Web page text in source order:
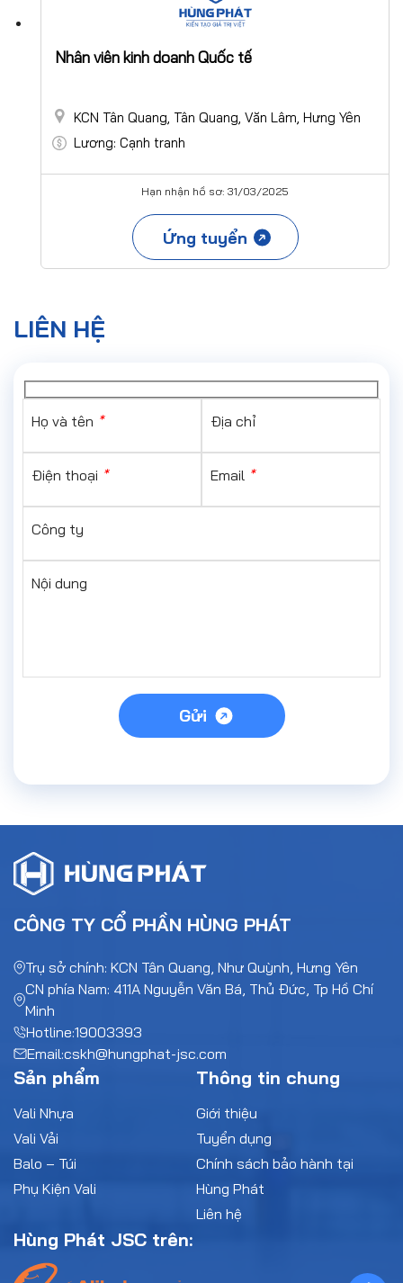
Nhân viên kinh doanh Quốc tế
KCN Tân Quang, Tân Quang, Văn Lâm, Hưng Yên
Lương: Cạnh tranh
Hạn nhận hồ sơ: 31/03/2025
Ứng tuyển
LIÊN HỆ
Họ và tên * Địa chỉ
Điện thoại * Email *
Công ty
Nội dung
Gửi
CÔNG TY CỔ PHẦN HÙNG PHÁT
Trụ sở chính: KCN Tân Quang, Như Quỳnh, Hưng Yên
CN phía Nam: 411A Nguyễn Văn Bá, Thủ Đức, Tp Hồ Chí
Minh
Hotline:19003393
Email:cskh@hungphat-jsc.com
Sản phẩm
Vali Nhựa
Vali Vải
Balo – Túi
Phụ Kiện Vali
Thông tin chung
Giới thiệu
Tuyển dụng
Chính sách bảo hành tại
Hùng Phát
Liên hệ
Hùng Phát JSC trên: